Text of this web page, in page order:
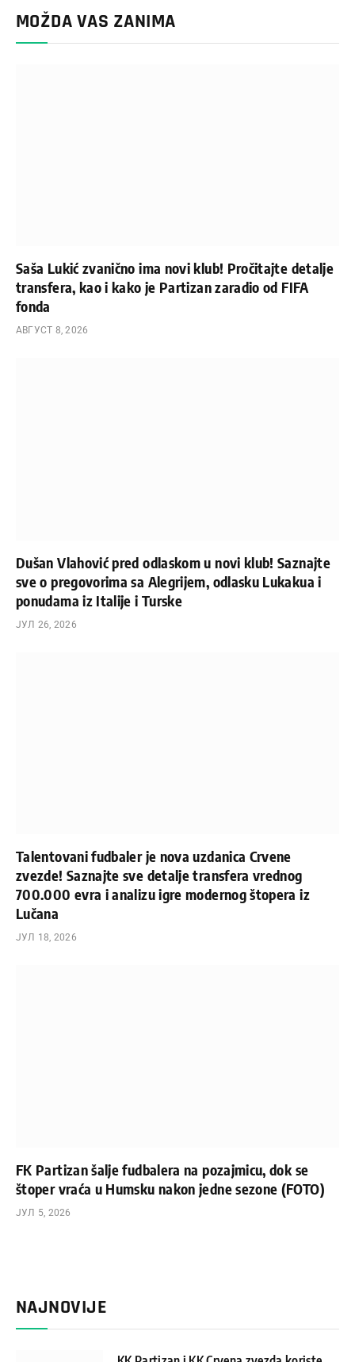
MOŽDA VAS ZANIMA
Saša Lukić zvanično ima novi klub! Pročitajte detalje
transfera, kao i kako je Partizan zaradio od FIFA
fonda
АВГУСТ 8, 2026
Dušan Vlahović pred odlaskom u novi klub! Saznajte
sve o pregovorima sa Alegrijem, odlasku Lukakua i
ponudama iz Italije i Turske
ЈУЛ 26, 2026
Talentovani fudbaler je nova uzdanica Crvene
zvezde! Saznajte sve detalje transfera vrednog
700.000 evra i analizu igre modernog štopera iz
Lučana
ЈУЛ 18, 2026
FK Partizan šalje fudbalera na pozajmicu, dok se
štoper vraća u Humsku nakon jedne sezone (FOTO)
ЈУЛ 5, 2026
NAJNOVIJE